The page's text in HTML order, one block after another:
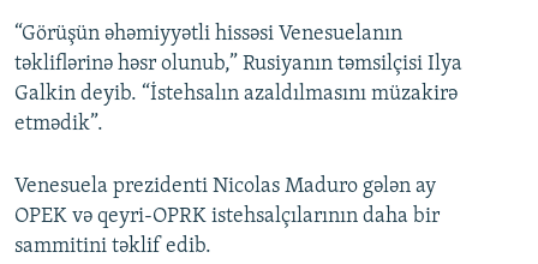
“Görüşün əhəmiyyətli hissəsi Venesuelanın
təkliflərinə həsr olunub,” Rusiyanın təmsilçisi Ilya
Galkin deyib. “İstehsalın azaldılmasını müzakirə
etmədik”.
Venesuela prezidenti Nicolas Maduro gələn ay
OPEK və qeyri-OPRK istehsalçılarının daha bir
sammitini təklif edib.